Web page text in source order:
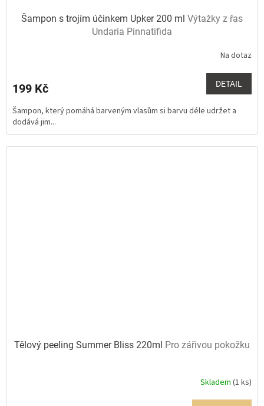
Šampon s trojím účinkem Upker 200 ml Výtažky z řas
Undaria Pinnatifida
je
z
5
hvězdiček.
Na dotaz
199 Kč DETAIL
Šampon, který pomáhá barveným vlasům si barvu déle udržet a
dodává jim...
Tělový peeling Summer Bliss 220ml Pro zářivou pokožku
Skladem (1 ks)